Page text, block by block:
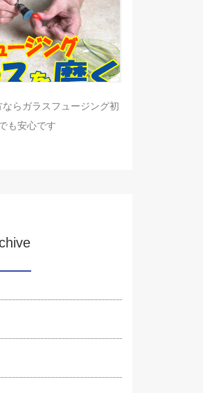
らガラスフュージング初
も安心です